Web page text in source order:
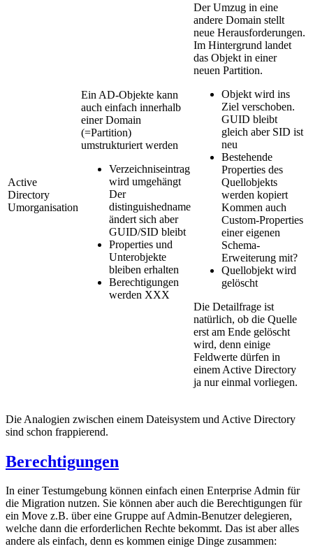
Active
Directory
Umorganisation
Ein AD-Objekte kann
auch einfach innerhalb
einer Domain
(=Partition)
umstrukturiert werden
Verzeichniseintrag
wird umgehängt
Der
distinguishedname
ändert sich aber
GUID/SID bleibt
Properties und
Unterobjekte
bleiben erhalten
Berechtigungen
werden XXX
Der Umzug in eine
andere Domain stellt
neue Herausforderungen.
Im Hintergrund landet
das Objekt in einer
neuen Partition.
Objekt wird ins
Ziel verschoben.
GUID bleibt
gleich aber SID ist
neu
Bestehende
Properties des
Quellobjekts
werden kopiert
Kommen auch
Custom-Properties
einer eigenen
Schema-
Erweiterung mit?
Quellobjekt wird
gelöscht
Die Detailfrage ist
natürlich, ob die Quelle
erst am Ende gelöscht
wird, denn einige
Feldwerte dürfen in
einem Active Directory
ja nur einmal vorliegen.
Die Analogien zwischen einem Dateisystem und Active Directory
sind schon frappierend.
Berechtigungen
In einer Testumgebung können einfach einen Enterprise Admin für
die Migration nutzen. Sie können aber auch die Berechtigungen für
ein Move z.B. über eine Gruppe auf Admin-Benutzer delegieren,
welche dann die erforderlichen Rechte bekommt. Das ist aber alles
andere als einfach, denn es kommen einige Dinge zusammen: